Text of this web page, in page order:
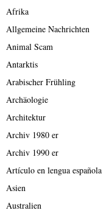
Afrika
Allgemeine Nachrichten
Animal Scam
Antarktis
Arabischer Frühling
Archäologie
Architektur
Archiv 1980 er
Archiv 1990 er
Artículo en lengua española
Asien
Australien